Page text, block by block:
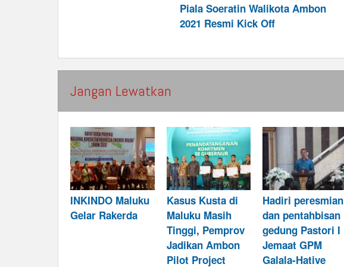
navigation
Piala Soeratin Walikota Ambon
2021 Resmi Kick Off
Jangan Lewatkan
INKINDO Maluku
Gelar Rakerda
Kasus Kusta di
Maluku Masih
Tinggi, Pemprov
Jadikan Ambon
Pilot Project
Hadiri peresmian
dan pentahbisan
gedung Pastori I
Jemaat GPM
Galala-Hative